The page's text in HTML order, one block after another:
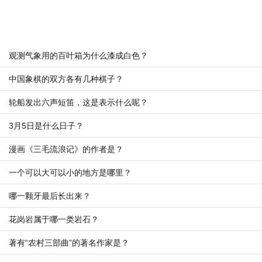
观测气象用的百叶箱为什么漆成白色？
中国象棋的双方各有几种棋子？
轮船发出六声短笛，这是表示什么呢？
3月5日是什么日子？
漫画《三毛流浪记》的作者是？
一个可以大可以小的地方是哪里？
哪一颗牙最后长出来？
花岗岩属于哪一类岩石？
著有“农村三部曲”的著名作家是？